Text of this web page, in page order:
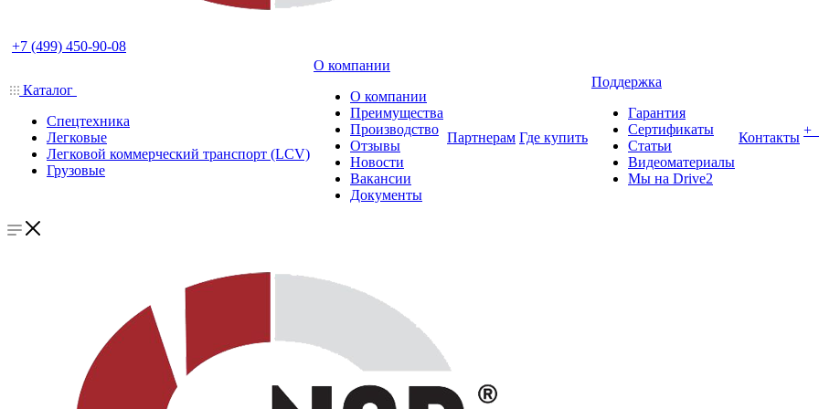
+7 (499) 450-90-08
Каталог
Спецтехника
Легковые
Легковой коммерческий транспорт (LCV)
Грузовые
О компании
О компании
Преимущества
Производство
Отзывы
Новости
Вакансии
Документы
Партнерам Где купить
Поддержка
Гарантия
Сертификаты
Статьи
Видеоматериалы
Мы на Drive2
Контакты +